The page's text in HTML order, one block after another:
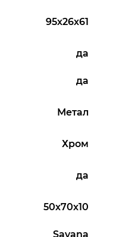
95х26х61
да
да
Метал
Хром
да
50х70х10
Savana